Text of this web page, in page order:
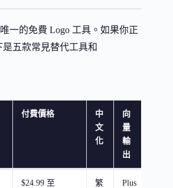
一的免費 Logo 工具。如果你正
五款常見替代工具和
付費價格
中
文
化
向
量
輸
出
$24.99 至
繁
Plus